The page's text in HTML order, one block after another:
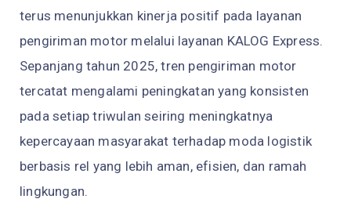
terus menunjukkan kinerja positif pada layanan
pengiriman motor melalui layanan KALOG Express.
Sepanjang tahun 2025, tren pengiriman motor
tercatat mengalami peningkatan yang konsisten
pada setiap triwulan seiring meningkatnya
kepercayaan masyarakat terhadap moda logistik
berbasis rel yang lebih aman, efisien, dan ramah
lingkungan.